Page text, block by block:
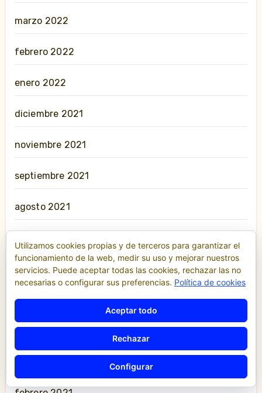
marzo 2022
febrero 2022
enero 2022
diciembre 2021
noviembre 2021
septiembre 2021
agosto 2021
junio 2021
mayo 2021
abril 2021
marzo 2021
Utilizamos cookies propias y de terceros para garantizar el
funcionamiento de la web, medir su uso y mejorar nuestros
servicios. Puede aceptar todas las cookies, rechazar las no
necesarias o configurar sus preferencias. Política de cookies
Aceptar todo
Rechazar
Configurar